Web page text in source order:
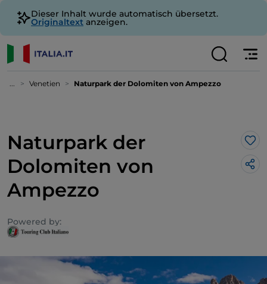
Dieser Inhalt wurde automatisch übersetzt.
Originaltext anzeigen.
... Venetien Naturpark der Dolomiten von Ampezzo
Naturpark der
Dolomiten von
Ampezzo
Powered by: